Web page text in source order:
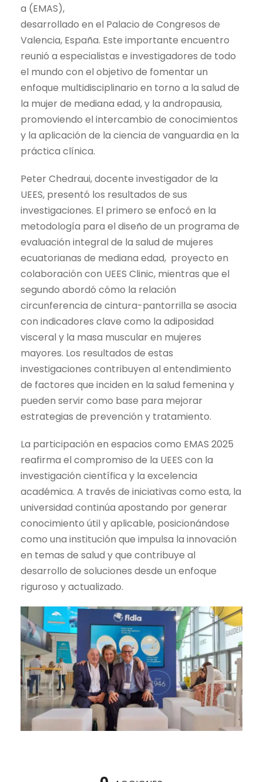
a (EMAS),
desarrollado en el Palacio de Congresos de
Valencia, España. Este importante encuentro
reunió a especialistas e investigadores de todo
el mundo con el objetivo de fomentar un
enfoque multidisciplinario en torno a la salud de
la mujer de mediana edad, y la andropausia,
promoviendo el intercambio de conocimientos
y la aplicación de la ciencia de vanguardia en la
práctica clínica.
Peter Chedraui, docente investigador de la
UEES, presentó los resultados de sus
investigaciones. El primero se enfocó en la
metodología para el diseño de un programa de
evaluación integral de la salud de mujeres
ecuatorianas de mediana edad, proyecto en
colaboración con UEES Clinic, mientras que el
segundo abordó cómo la relación
circunferencia de cintura-pantorrilla se asocia
con indicadores clave como la adiposidad
visceral y la masa muscular en mujeres
mayores. Los resultados de estas
investigaciones contribuyen al entendimiento
de factores que inciden en la salud femenina y
pueden servir como base para mejorar
estrategias de prevención y tratamiento.
La participación en espacios como EMAS 2025
reafirma el compromiso de la UEES con la
investigación científica y la excelencia
académica. A través de iniciativas como esta, la
universidad continúa apostando por generar
conocimiento útil y aplicable, posicionándose
como una institución que impulsa la innovación
en temas de salud y que contribuye al
desarrollo de soluciones desde un enfoque
riguroso y actualizado.